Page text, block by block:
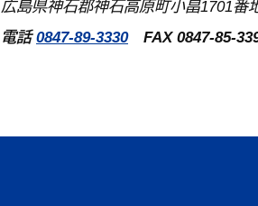
広島県神石郡神石高原町小畠1701番
電話0847-89-3330FAX 0847-85-